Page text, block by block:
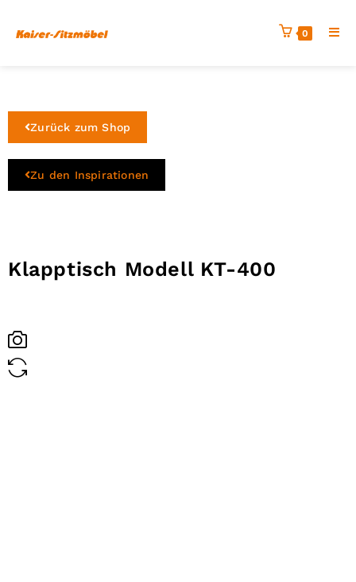
0
Zurück zum Shop
Zu den Inspirationen
Klapptisch Modell KT-400